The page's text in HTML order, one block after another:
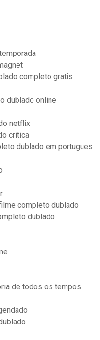
completo gratis
dublado online
netflix
critica
dublado em portugues
completo dublado
dublado
de todos os tempos